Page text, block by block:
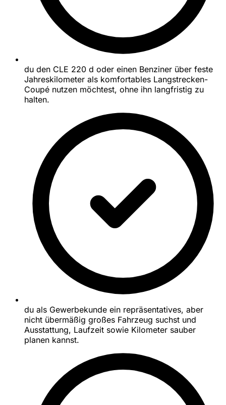
du den CLE 220 d oder einen Benziner über feste
Jahreskilometer als komfortables Langstrecken-
Coupé nutzen möchtest, ohne ihn langfristig zu
halten.
du als Gewerbekunde ein repräsentatives, aber
nicht übermäßig großes Fahrzeug suchst und
Ausstattung, Laufzeit sowie Kilometer sauber
planen kannst.